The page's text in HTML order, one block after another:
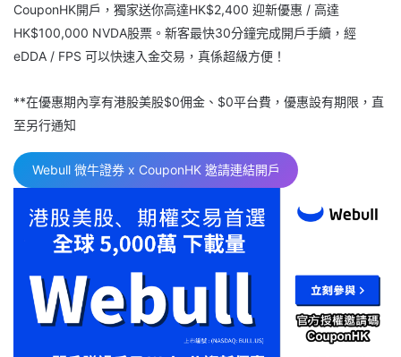
CouponHK開戶，獨家送你高達HK$2,400 迎新優惠 / 高達
HK$100,000 NVDA股票。新客最快30分鐘完成開戶手續，經
eDDA / FPS 可以快速入金交易，真係超級方便！
**在優惠期內享有港股美股$0佣金、$0平台費，優惠設有期限，直
至另行通知
Webull 微牛證券 x CouponHK 邀請連結開戶